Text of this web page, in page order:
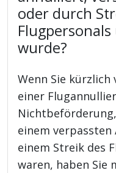
oder durch
wurde?
Wenn Sie
einer
einem verpassten
einem Streik des
waren, haben Sie